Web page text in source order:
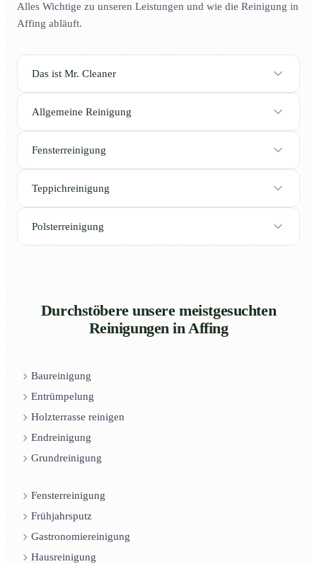
Alles Wichtige zu unseren Leistungen und wie die Reinigung in
Affing abläuft.
Das ist Mr. Cleaner
Allgemeine Reinigung
Fensterreinigung
Teppichreinigung
Polsterreinigung
Durchstöbere unsere meistgesuchten
Reinigungen in Affing
Baureinigung
Entrümpelung
Holzterrasse reinigen
Endreinigung
Grundreinigung
Fensterreinigung
Frühjahrsputz
Gastronomiereinigung
Hausreinigung